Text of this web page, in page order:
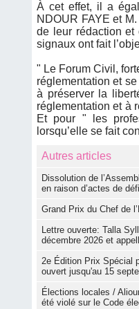
À cet effet, il a
NDOUR FAYE et
de leur rédaction et
signaux ont fait
" Le Forum Civil,
réglementation et
à préserver la
réglementation et à
Et pour " les
lorsqu’elle se fait
Autres articles
Dissolution de
en raison d’actes de
Grand Prix du Chef de
Lettre ouverte: Talla
décembre 2026 et
2e Édition Prix Spécial
ouvert jusqu'au 15
Élections locales /
été violé sur le Code